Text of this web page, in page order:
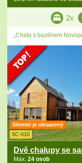
2x
„Chata s bazénem
Silvestr je obsazený
5C-010
Dvě chalupy se
Max. 24 osob